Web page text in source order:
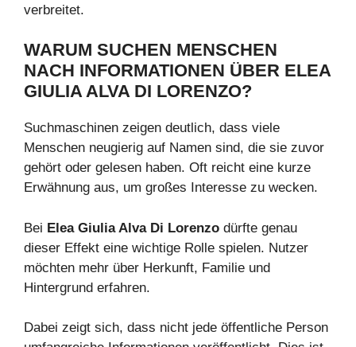
verbreitet.
WARUM SUCHEN MENSCHEN
NACH INFORMATIONEN ÜBER ELEA
GIULIA ALVA DI LORENZO?
Suchmaschinen zeigen deutlich, dass viele
Menschen neugierig auf Namen sind, die sie zuvor
gehört oder gelesen haben. Oft reicht eine kurze
Erwähnung aus, um großes Interesse zu wecken.
Bei Elea Giulia Alva Di Lorenzo dürfte genau
dieser Effekt eine wichtige Rolle spielen. Nutzer
möchten mehr über Herkunft, Familie und
Hintergrund erfahren.
Dabei zeigt sich, dass nicht jede öffentliche Person